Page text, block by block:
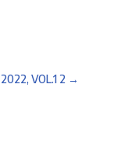
VOL.1 2 →